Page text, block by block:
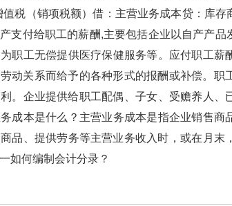
（销项税额）借：主营业务成本贷：
支付给职工的薪酬,主要包括企业以自产产品
为职工无偿提供医疗保健服务等。应付职工
关系而给予的各种形式的报酬或补偿。职工
。企业提供给职工配偶、子女、受赡养人
务成本是什么？主营业务成本是指企业销售商
、提供劳务等主营业务收入时，或在月末
如何编制会计分录？